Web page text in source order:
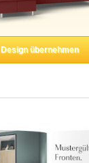
Design übernehmen